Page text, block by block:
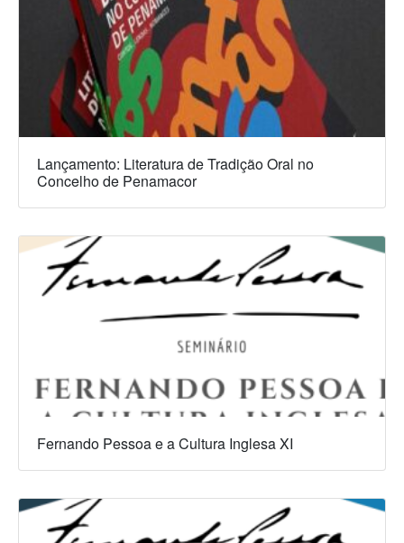
Lançamento: Literatura de Tradição Oral no
Concelho de Penamacor
Fernando Pessoa e a Cultura Inglesa XI